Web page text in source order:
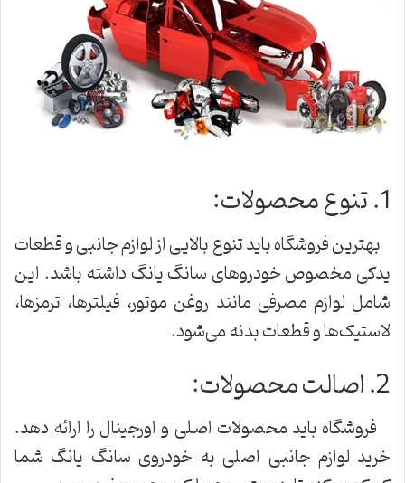
1. تنوع محصولات:
بهترین فروشگاه باید تنوع بالایی از لوازم جانبی و قطعات
یدکی مخصوص خودروهای سانگ یانگ داشته باشد. این
شامل لوازم مصرفی مانند روغن موتور، فیلترها، ترمزها،
لاستیک‌ها و قطعات بدنه می‌شود.
2. اصالت محصولات:
فروشگاه باید محصولات اصلی و اورجینال را ارائه دهد.
خرید لوازم جانبی اصلی به خودروی سانگ یانگ شما